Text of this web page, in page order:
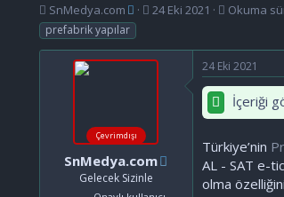
K
o
n
SnMedya.com
B
l
a
r
24 Eki 2021 Okuma
prefabrik yapılar
Çevrimdışı
SnMedya.com
Gelecek Sizinle
24 Eki 2021
İçeriği
Türkiye’nin
AL - SAT e-
olma